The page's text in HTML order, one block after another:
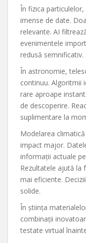
În fizica
imense de date.
relevante. AI
evenimentele
redusă semnificativ.
În astronomie,
continuu. Algoritmii
rare aproape
de descoperire.
suplimentare la
Modelarea
impact major.
informații actuale
Rezultatele ajută la
mai eficiente.
solide.
În știința
combinații
testate virtual